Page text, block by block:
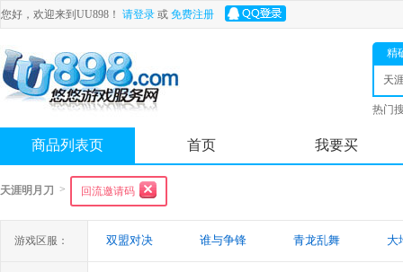
您好，欢迎来到UU898！ 请登录 或 免费注册
精
天
热门
商品列表页 首页 我要买
天涯明月刀 > 回流邀请码
游戏区服： 双盟对决 谁与争锋 青龙乱舞 大